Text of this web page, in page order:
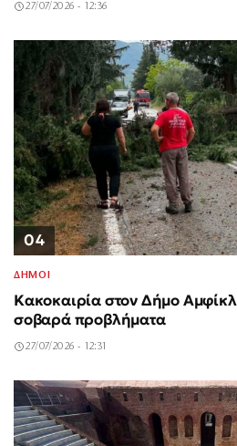
27/07/2026 - 12:36
04
ΔΗΜΟΙ
Κακοκαιρία στον Δήμο
σοβαρά προβλήματα
27/07/2026 - 12:31